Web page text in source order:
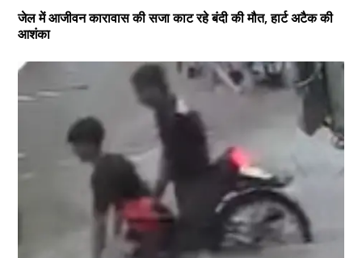
जेल में आजीवन कारावास की सजा काट रहे बंदी की मौत, हार्ट अटैक की
आशंका